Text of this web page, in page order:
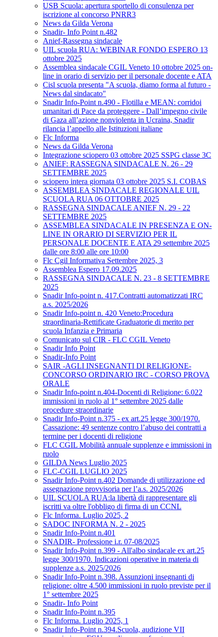
USB Scuola: apertura sportello di consulenza per
iscrizione al concorso PNRR3
News da Gilda Verona
Snadir- Info Point n.482
Anief-Rassegna sindacale
UIL scuola RUA: WEBINAR FONDO ESPERO 13
ottobre 2025
Assemblea sindacale CGIL Veneto 10 ottobre 2025 on-
line in orario di servizio per il personale docente e ATA
Cisl scuola presenta "A scuola, diamo forma al futuro -
News dal sindacato"
Snadir Info-Point n.490 - Flotilla e MEAN: corridoi
umanitari di Pace da proteggere - Dall’impegno civile
di Gaza all’azione nonviolenta in Ucraina, Snadir
rilancia l’appello alle Istituzioni italiane
Flc Informa
News da Gilda Verona
Integrazione sciopero 03 ottobre 2025 SSPG classe 3C
ANIEF: RASSEGNA SINDACALE N. 26 - 29
SETTEMBRE 2025
sciopero intera giornata 03 ottobre 2025 S.I. COBAS
ASSEMBLEA SINDACALE REGIONALE UIL
SCUOLA RUA 06 OTTOBRE 2025
RASSEGNA SINDACALE ANIEF N. 29 - 22
SETTEMBRE 2025
ASSEMBLEA SINDACALE IN PRESENZA E ON-
LINE IN ORARIO DI SERVIZIO PER IL
PERSONALE DOCENTE E ATA 29 settembre 2025
dalle ore 8:00 alle ore 10:00
Flc Cgil Informativa Settembre 2025, 3
Assemblea Espero 17.09.2025
RASSEGNA SINDACALE N. 23 - 8 SETTEMBRE
2025
Snadir Info-point n. 417.Contratti automatizzati IRC
a.s. 2025/2026
Snadir Info-point n. 420 Veneto:Procedura
straordinaria-Rettificate Graduatorie di merito per
scuola Infanzia e Primaria
Comunicato sul CIR - FLC CGIL Veneto
Snadir Info Point
Snadir-Info Point
SAIR -AGLI INSEGNANTI DI RELIGIONE-
CONCORSO ORDINARIO IRC - CORSO PROVA
ORALE
Snadir Info-point n.404-Docenti di Religione: 6.022
immissioni in ruolo al 1° settembre 2025 dalle
procedure straordinarie
Snadir Info-Point n.375 - ex art.25 legge 300/1970.
Cassazione: 49 sentenze contro l’abuso dei contratti a
termine per i docenti di religione
FLC CGIL Mobilità annuale supplenze e immissioni in
ruolo
GILDA News Luglio 2025
FLC-CGIL LUGLIO 2025
Snadir Info-Point n.402 Domande di utilizzazione ed
assegnazione provvisoria per l’a.s. 2025/2026
UIL SCUOLA RUA:la libertà di rappresentare gli
iscritti va oltre l'obbligo di firma di un CCNL
Flc Informa. Luglio 2025, 2
SADOC INFORMA N. 2 - 2025
Snadir Info-Point n.401
SNADIR- Professione i.r. 07-08/2025
Snadir Info-Point n.399 - All'albo sindacale ex art.25
legge 300/1970. Indicazioni operative in materia di
supplenze a.s. 2025/2026
Snadir Info-Point n.398. Assunzioni insegnanti di
religione: oltre 4.500 immissioni in ruolo previste per il
1° settembre 2025
Snadir- Info Point
Snadir Info-Point n.395
Flc Informa. Luglio 2025, 1
Snadir Info-Point n.394.Scuola, audizione VII